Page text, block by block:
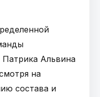
Патрика Альвина
на
состава и